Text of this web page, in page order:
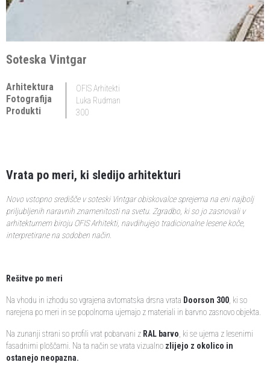
Soteska Vintgar
Arhitektura OFIS Arhitekti
Fotografija Luka Rudman
Produkti 300
Vrata po meri, ki sledijo arhitekturi
Novo vstopno središče v soteski Vintgar obiskovalce sprejema na eni najbolj
priljubljenih naravnih znamenitosti na svetu. Zgradbo, ki so jo zasnovali v
arhitekturnem biroju OFIS Arhitekti, navdihujejo tradicionalne lesene koče,
interpretirane na sodoben način.
Rešitve po meri
Na vhodu in izhodu so vgrajena avtomatska drsna vrata Doorson 300 , ki so
narejena po meri in se popolnoma ujemajo z materiali in barvno zasnovo objekta.
Na zunanji strani so profili vrat pobarvani z RAL barvo , ki se ujema z lesenimi
fasadnimi ploščami. Na ta način se vrata vizualno zlijejo z okolico in
ostanejo neopazna.